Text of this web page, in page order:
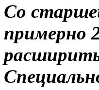
Со
примерно